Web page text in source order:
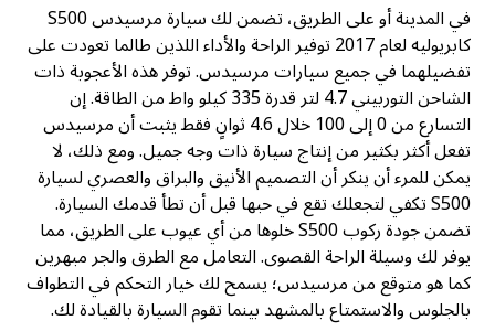
في المدينة أو على الطريق، تضمن لك سيارة مرسيدس S500
كابريوليه لعام 2017 توفير الراحة والأداء اللذين طالما تعودت على
تفضيلهما في جميع سيارات مرسيدس. توفر هذه الأعجوبة ذات
الشاحن التوربيني 4.7 لتر قدرة 335 كيلو واط من الطاقة. إن
التسارع من 0 إلى 100 خلال 4.6 ثوانٍ فقط يثبت أن مرسيدس
تفعل أكثر بكثير من إنتاج سيارة ذات وجه جميل. ومع ذلك، لا
يمكن للمرء أن ينكر أن التصميم الأنيق والبراق والعصري لسيارة
S500 تكفي لتجعلك تقع في حبها قبل أن تطأ قدمك السيارة.
تضمن جودة ركوب S500 خلوها من أي عيوب على الطريق، مما
يوفر لك وسيلة الراحة القصوى. التعامل مع الطرق والجر مبهرين
كما هو متوقع من مرسيدس؛ يسمح لك خيار التحكم في التطواف
بالجلوس والاستمتاع بالمشهد بينما تقوم السيارة بالقيادة لك.